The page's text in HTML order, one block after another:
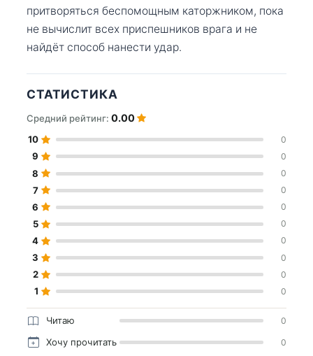
притворяться беспомощным каторжником, пока
не вычислит всех приспешников врага и не
найдёт способ нанести удар.
СТАТИСТИКА
Средний рейтинг: 0.00
10 0
9 0
8 0
7 0
6 0
5 0
4 0
3 0
2 0
1 0
Читаю 0
Хочу прочитать 0